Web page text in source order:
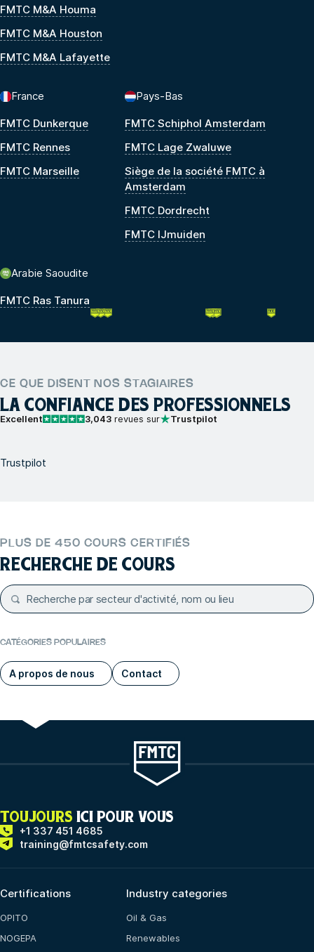
FMTC M&A Houma
FMTC M&A Houston
FMTC M&A Lafayette
France
FMTC Dunkerque
FMTC Rennes
FMTC Marseille
Pays-Bas
FMTC Schiphol Amsterdam
FMTC Lage Zwaluwe
Siège de la société FMTC à
Amsterdam
FMTC Dordrecht
FMTC IJmuiden
Arabie Saoudite
FMTC Ras Tanura
CE QUE DISENT NOS STAGIAIRES
LA CONFIANCE DES PROFESSIONNELS
Excellent 3,043 revues sur Trustpilot
Trustpilot
PLUS DE 450 COURS CERTIFIÉS
RECHERCHE DE COURS
CATÉGORIES POPULAIRES
A propos de nous Contact
TOUJOURS ICI POUR VOUS
+1 337 451 4685
training@fmtcsafety.com
Certifications
OPITO
NOGEPA
Industry categories
Oil & Gas
Renewables